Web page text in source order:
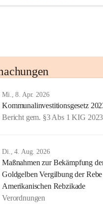
Mi., 8. Apr. 2026
Kommunalinvestitionsgesetz
Bericht gem. §3 Abs 1 KIG 2023
Di., 4. Aug. 2026
Maßnahmen zur Bekämpfung
Goldgelben Vergilbung der
Amerikanischen Rebzikade
Verordnungen